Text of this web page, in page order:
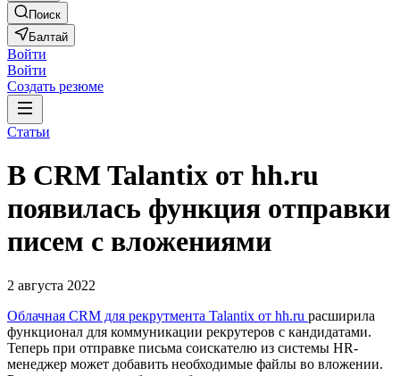
Поиск
Балтай
Войти
Войти
Создать резюме
Статьи
В CRM Talantix от hh.ru
появилась функция отправки
писем с вложениями
2 августа 2022
Облачная CRM для рекрутмента Talantix от hh.ru расширила
функционал для коммуникации рекрутеров с кандидатами.
Теперь при отправке письма соискателю из системы HR-
менеджер может добавить необходимые файлы во вложении.